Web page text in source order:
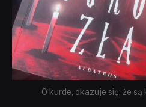
O kurde, okazuje się, że